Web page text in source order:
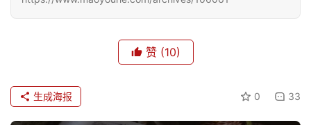
赞 (10)
0 33
生成海报